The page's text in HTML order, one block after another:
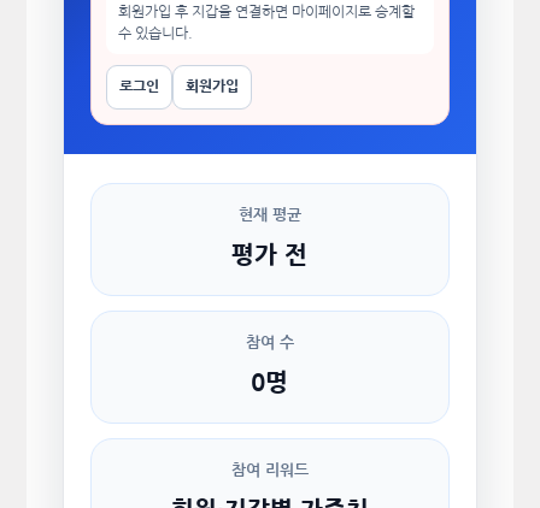
회원가입 후 지갑을 연결하면 마이페이지로 승계할
수 있습니다.
로그인 회원가입
현재 평균
평가 전
참여 수
0명
참여 리워드